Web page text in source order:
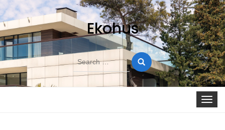
Ekohus
Search
Toggle